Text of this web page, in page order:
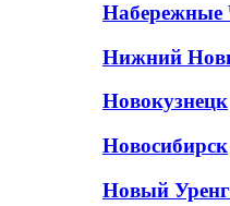
Нижний
Новокузнецк
Новосибирск
Новый